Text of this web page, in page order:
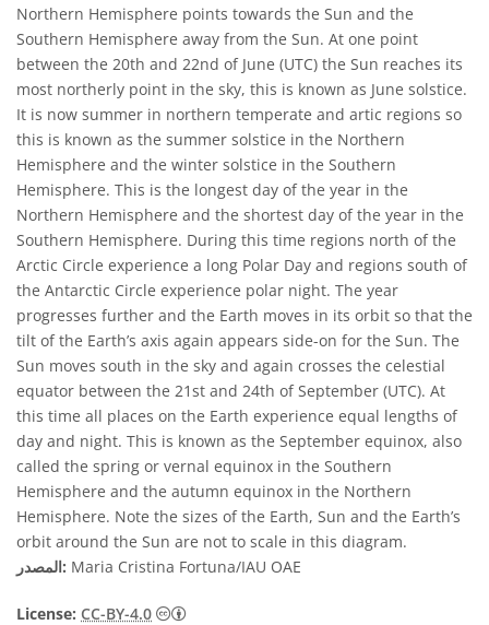
Northern Hemisphere points towards the Sun and the
Southern Hemisphere away from the Sun. At one point
between the 20th and 22nd of June (UTC) the Sun reaches its
most northerly point in the sky, this is known as June solstice.
It is now summer in northern temperate and artic regions so
this is known as the summer solstice in the Northern
Hemisphere and the winter solstice in the Southern
Hemisphere. This is the longest day of the year in the
Northern Hemisphere and the shortest day of the year in the
Southern Hemisphere. During this time regions north of the
Arctic Circle experience a long Polar Day and regions south of
the Antarctic Circle experience polar night. The year
progresses further and the Earth moves in its orbit so that the
tilt of the Earth’s axis again appears side-on for the Sun. The
Sun moves south in the sky and again crosses the celestial
equator between the 21st and 24th of September (UTC). At
this time all places on the Earth experience equal lengths of
day and night. This is known as the September equinox, also
called the spring or vernal equinox in the Southern
Hemisphere and the autumn equinox in the Northern
Hemisphere. Note the sizes of the Earth, Sun and the Earth’s
orbit around the Sun are not to scale in this diagram.
المصدر: Maria Cristina Fortuna/IAU OAE
License: CC-BY-4.0